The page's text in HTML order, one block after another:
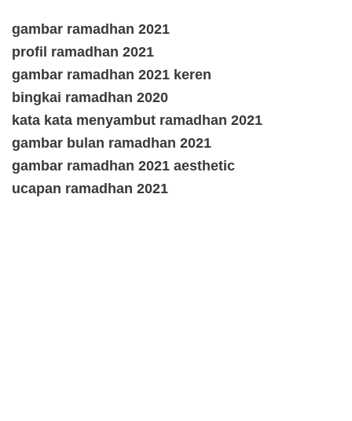
gambar ramadhan 2021
profil ramadhan 2021
gambar ramadhan 2021 keren
bingkai ramadhan 2020
kata kata menyambut ramadhan 2021
gambar bulan ramadhan 2021
gambar ramadhan 2021 aesthetic
ucapan ramadhan 2021